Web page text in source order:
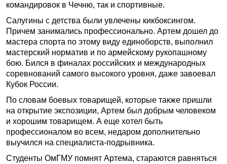
командировок в Чечню, так и спортивные.
Салугины с детства были увлечены кикбоксингом.
Причем занимались профессионально. Артем дошел до
мастера спорта по этому виду единоборств, выполнил
мастерский норматив и по армейскому рукопашному
бою. Бился в финалах российских и международных
соревнований самого высокого уровня, даже завоевал
Кубок России.
По словам боевых товарищей, которые также пришли
на открытие экспозиции, Артем был добрым человеком
и хорошим товарищем. А еще хотел быть
профессионалом во всем, недаром дополнительно
выучился на специалиста-подрывника.
Студенты ОмГМУ помнят Артема, стараются равняться